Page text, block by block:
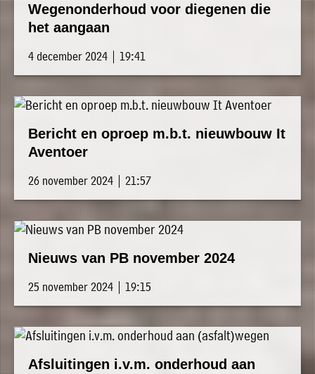
Wegenonderhoud voor diegenen die
het aangaan
4 december 2024 | 19:41
Bericht en oproep m.b.t. nieuwbouw It
Aventoer
26 november 2024 | 21:57
Nieuws van PB november 2024
25 november 2024 | 19:15
Afsluitingen i.v.m. onderhoud aan